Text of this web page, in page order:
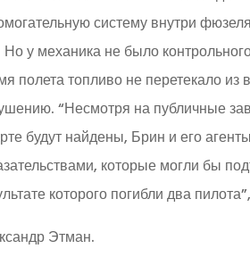
систему внутри
Но у механика не было
полета топливо не перетекало
“Несмотря на публичные
будут найдены, Брин и его
которые могли бы
которого погибли два
Этман.